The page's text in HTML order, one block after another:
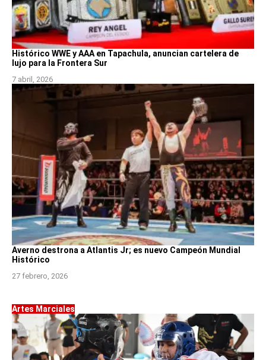
Histórico WWE y AAA en Tapachula, anuncian cartelera de
lujo para la Frontera Sur
7 abril, 2026
Averno destrona a Atlantis Jr; es nuevo Campeón Mundial
Histórico
27 febrero, 2026
Artes Marciales